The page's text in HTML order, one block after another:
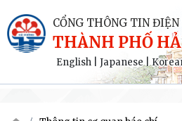
CỔNG THÔNG TIN ĐIỆN
THÀNH PHỐ
English Japanese|